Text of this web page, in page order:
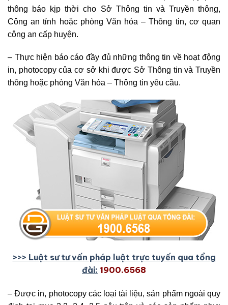
thông báo kịp thời cho Sở Thông tin và Truyền thông,
Công an tỉnh hoặc phòng Văn hóa – Thông tin, cơ quan
công an cấp huyện.
– Thực hiện báo cáo đầy đủ những thông tin về hoạt động
in, photocopy của cơ sở khi được Sở Thông tin và Truyền
thông hoặc phòng Văn hóa – Thông tin yêu cầu.
>>> Luật sư tư vấn pháp luật trực tuyến qua tổng
đài: 1900.6568
– Được in, photocopy các loại tài liệu, sản phẩm ngoài quy